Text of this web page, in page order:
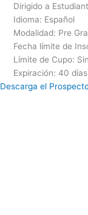
Dirigido a
Idioma: Español
Modalidad: Pre
Fecha límite de
Límite de Cupo:
Expiración: 40 días
Descarga el